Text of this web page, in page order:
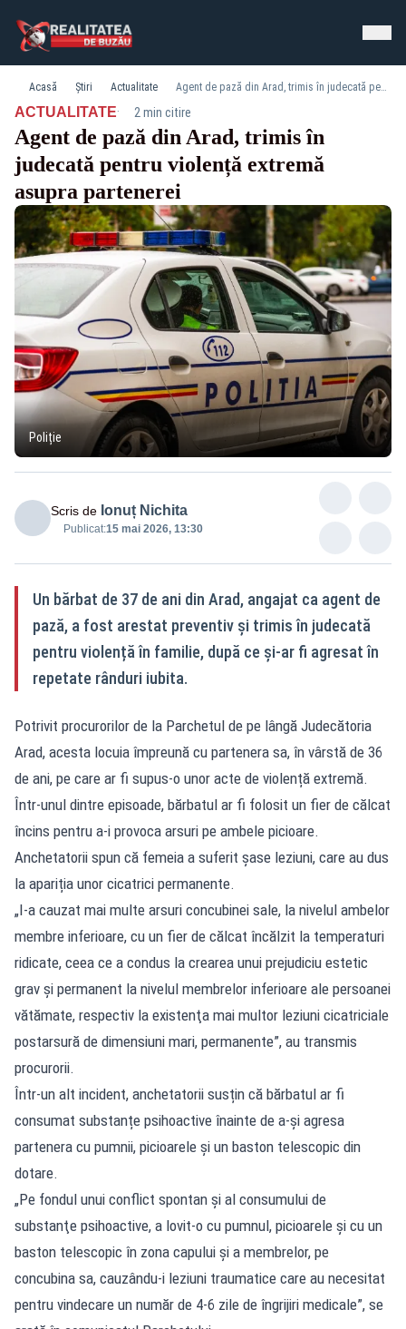
Acasă Știri Actualitate Agent de pază din Arad, trimis în judecată pentru violență extremă asupra partenerei
ACTUALITATE· 2 min citire
Agent de pază din Arad, trimis în
judecată pentru violență extremă
asupra partenerei
Poliție
Scris de Ionuț Nichita
Publicat:15 mai 2026, 13:30
Un bărbat de 37 de ani din Arad, angajat ca agent de
pază, a fost arestat preventiv și trimis în judecată
pentru violență în familie, după ce și-ar fi agresat în
repetate rânduri iubita.
Potrivit procurorilor de la Parchetul de pe lângă Judecătoria
Arad, acesta locuia împreună cu partenera sa, în vârstă de 36
de ani, pe care ar fi supus-o unor acte de violență extremă.
Într-unul dintre episoade, bărbatul ar fi folosit un fier de călcat
încins pentru a-i provoca arsuri pe ambele picioare.
Anchetatorii spun că femeia a suferit șase leziuni, care au dus
la apariția unor cicatrici permanente.
„I-a cauzat mai multe arsuri concubinei sale, la nivelul ambelor
membre inferioare, cu un fier de călcat încălzit la temperaturi
ridicate, ceea ce a condus la crearea unui prejudiciu estetic
grav şi permanent la nivelul membrelor inferioare ale persoanei
vătămate, respectiv la existenţa mai multor leziuni cicatriciale
postarsură de dimensiuni mari, permanente”, au transmis
procurorii.
Într-un alt incident, anchetatorii susțin că bărbatul ar fi
consumat substanțe psihoactive înainte de a-și agresa
partenera cu pumnii, picioarele și un baston telescopic din
dotare.
„Pe fondul unui conflict spontan şi al consumului de
substanţe psihoactive, a lovit-o cu pumnul, picioarele şi cu un
baston telescopic în zona capului şi a membrelor, pe
concubina sa, cauzându-i leziuni traumatice care au necesitat
pentru vindecare un număr de 4-6 zile de îngrijiri medicale”, se